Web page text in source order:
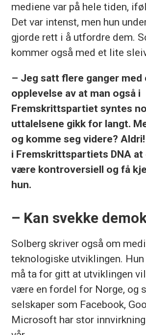
mediene var på hele tiden,
Det var intenst, men hun
gjorde rett i å utfordre dem.
kommer også med et lite
– Jeg satt flere ganger med
opplevelse av at man også i
Fremskrittspartiet syntes
uttalelsene gikk for langt.
og komme seg videre?
i Fremskrittspartiets DNA
være kontroversiell og få
hun.
– Kan svekke
Solberg skriver også om
teknologiske utviklingen.
må ta for gitt at utviklingen
være en fordel for Norge, og
selskaper som Facebook,
Microsoft har stor innvirkning